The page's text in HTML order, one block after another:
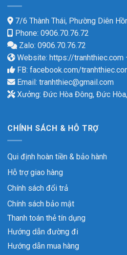
7/6 Thành Thái, Phường Diên
Phone: 0906.70.76.72
Zalo: 0906.70.76.72
Website: https://tranhthiec.com
FB: facebook.com/
Email: tranhthiec@gmail.com
Xưởng: Đức Hòa Đông, Đức
CHÍNH SÁCH & HỖ TRỢ
Qui định hoàn tiền & bảo hành
Hỗ trợ giao hàng
Chính sách đổi trả
Chính sách bảo mật
Thanh toán thẻ tín dụng
Hướng dẫn đường đi
Hướng dẫn mua hàng